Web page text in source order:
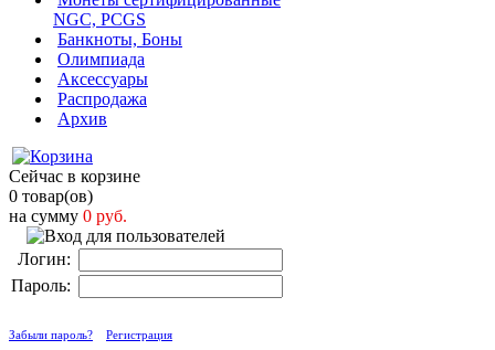
NGC, PCGS
Банкноты, Боны
Олимпиада
Аксессуары
Распродажа
Архив
Сейчас в корзине
0 товар(ов)
на сумму 0 руб.
Логин:
Пароль:
Забыли пароль? Регистрация